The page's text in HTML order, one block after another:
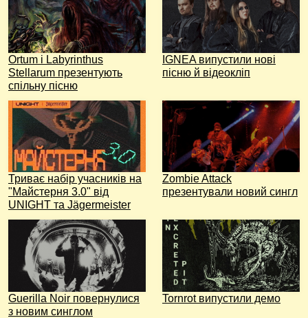
Ortum і Labyrinthus
Stellarum презентують
спільну пісню
IGNEA випустили нові
пісню й відеокліп
Триває набір учасників на
"Майстерня 3.0" від
UNIGHT та Jägermeister
Zombie Attack
презентували новий сингл
Guerilla Noir повернулися
з новим синглом
Tornrot випустили демо